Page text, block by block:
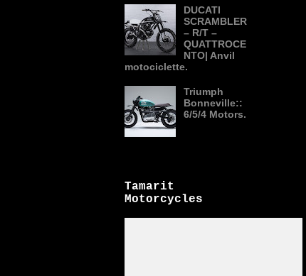
DUCATI
SCRAMBLER
– R/T –
QUATTROCE
NTO| Anvil
motociclette.
Triumph
Bonneville::
6/5/4 Motors.
Tamarit
Motorcycles